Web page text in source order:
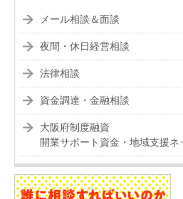
メール相談＆面談
夜間・休日経営相談
法律相談
資金調達・金融相談
大阪府制度融資
開業サポート資金・地域支援ネ